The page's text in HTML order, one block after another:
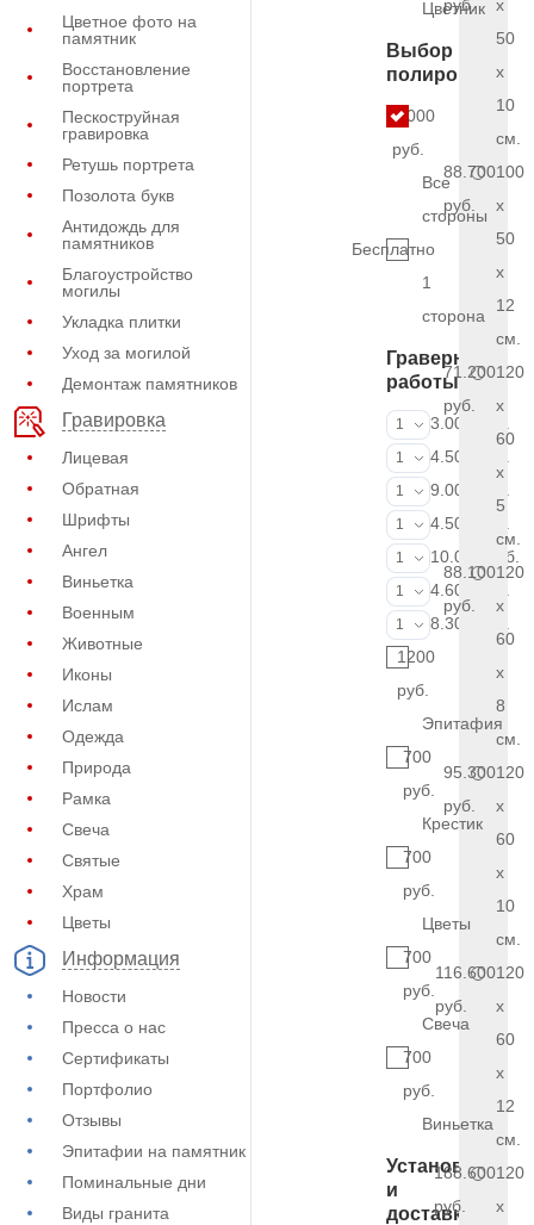
Цветное фото на
памятник
Восстановление
портрета
Пескоструйная
гравировка
Ретушь портрета
Позолота букв
Антидождь для
памятников
Благоустройство
могилы
Укладка плитки
Уход за могилой
Демонтаж памятников
Гравировка
Лицевая
Обратная
Шрифты
Ангел
Виньетка
Военным
Животные
Иконы
Ислам
Одежда
Природа
Рамка
Свеча
Святые
Храм
Цветы
Информация
Новости
Пресса о нас
Сертификаты
Портфолио
Отзывы
Эпитафии на памятник
Поминальные дни
Виды гранита
Цветник
Выбор
полировки
6.000
руб.
Все
стороны
Бесплатно
1
сторона
Граверные
работы
ФИО и даты
1
3.000 руб.
ФИО и даты
1
4.500 руб.
ФИО и даты
1
9.000 руб.
Портрет
1
4.500 руб.
Портрет
1
10.000 руб.
Фотокерамика
1
4.600 руб.
Фото на
1
8.300 руб.
1200
руб.
Эпитафия
700
руб.
Крестик
700
руб.
Цветы
700
руб.
Свеча
700
руб.
Виньетка
Установка
и
доставка
руб.
x
50
x
10
см.
88.700
руб.
100
x
50
x
12
см.
71.200
руб.
120
x
60
x
5
см.
88.100
руб.
120
x
60
x
8
см.
95.300
руб.
120
x
60
x
10
см.
116.600
руб.
120
x
60
x
12
см.
188.600
руб.
120
x